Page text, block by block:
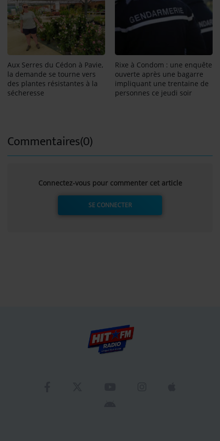
Aux Serres du Cédon à Pavie,
la demande se tourne vers
des plantes résistantes à la
sécheresse
Rixe à Condom : une enquête
ouverte après une bagarre
impliquant une trentaine de
personnes ce jeudi soir
Commentaires(0)
Connectez-vous pour commenter cet article
SE CONNECTER